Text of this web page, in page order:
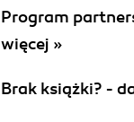
Program
więcej »
Brak książki? -